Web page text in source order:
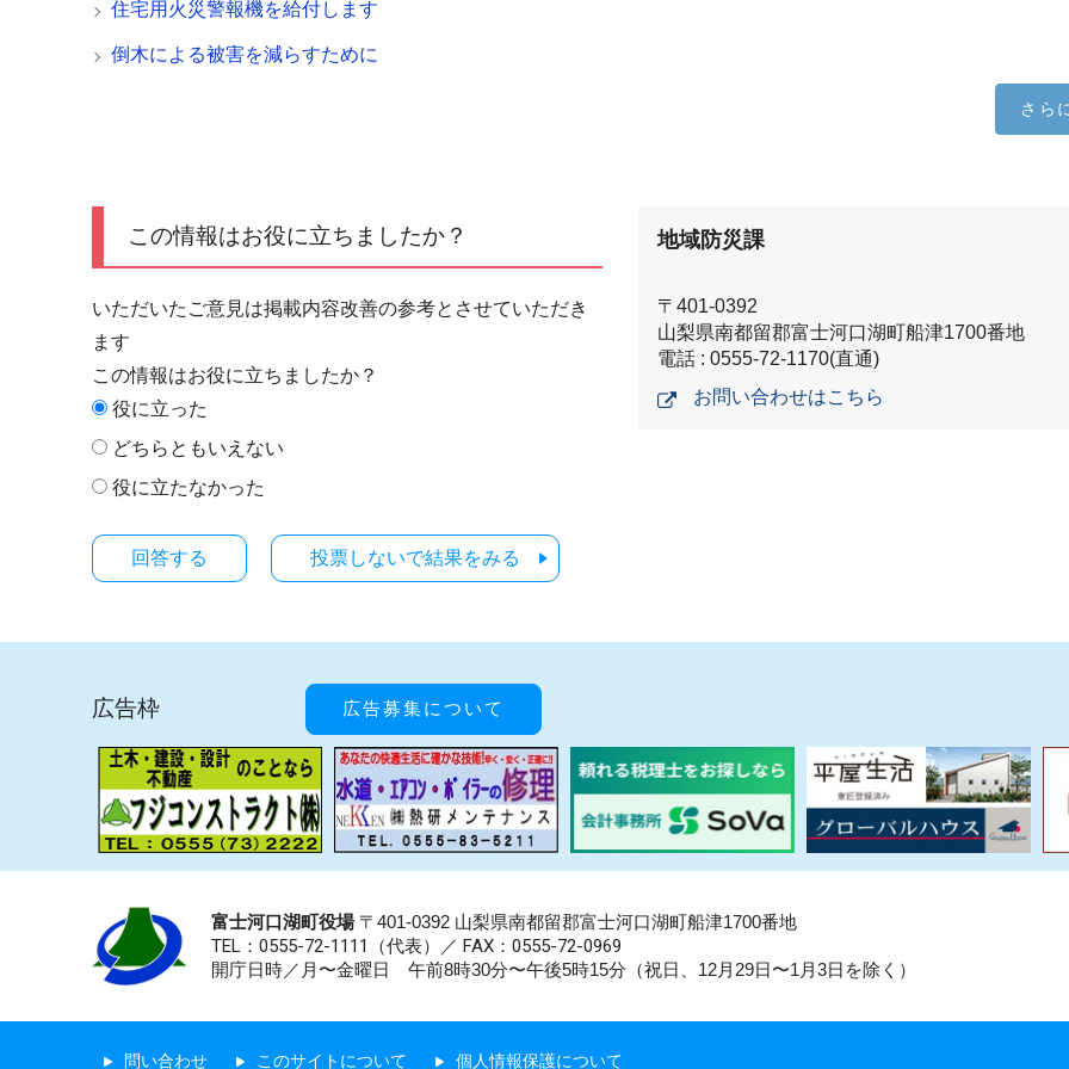
住宅用火災警報機を給付します
倒木による被害を減らすために
さら
この情報はお役に立ちましたか？
いただいたご意見は掲載内容改善の参考とさせていただき
ます
この情報はお役に立ちましたか？
役に立った
どちらともいえない
役に立たなかった
投票しないで結果をみる
地域防災課
〒401-0392
山梨県南都留郡富士河口湖町船津1700番地
電話 : 0555-72-1170(直通)
お問い合わせはこちら
広告枠 広告募集について
富士河口湖町役場〒401-0392 山梨県南都留郡富士河口湖町船津1700番地
TEL：0555-72-1111 （代表）／ FAX：0555-72-0969
開庁日時／月〜金曜日 午前8時30分〜午後5時15分（祝日、12月29日〜1月3日を除く）
問い合わせ このサイトについて 個人情報保護について